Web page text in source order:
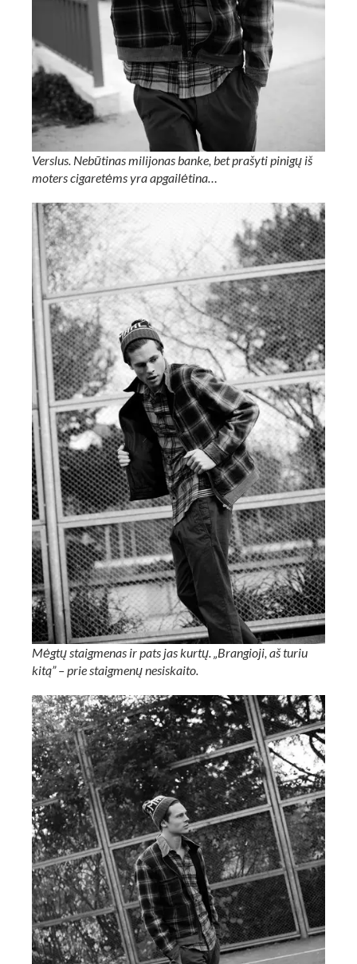
Verslus. Nebūtinas milijonas banke, bet prašyti pinigų iš
moters cigaretėms yra apgailėtina…
Mėgtų staigmenas ir pats jas kurtų. „Brangioji, aš turiu
kitą” – prie staigmenų nesiskaito.